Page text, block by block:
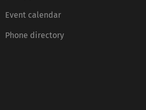
Event calendar
Phone directory